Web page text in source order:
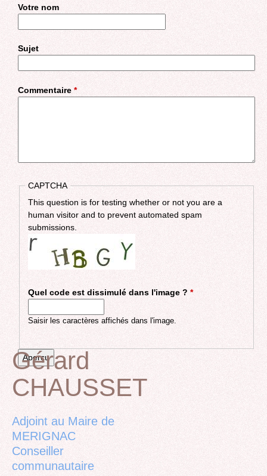
Votre nom
Sujet
Commentaire *
CAPTCHA
This question is for testing whether or not you are a
human visitor and to prevent automated spam
submissions.
Quel code est dissimulé dans l'image ? *
Saisir les caractères affichés dans l'image.
Back
to
Gérard
CHAUSSET
Adjoint au Maire de
MERIGNAC
Conseiller
communautaire